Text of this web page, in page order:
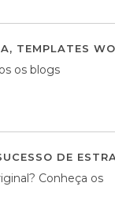
, TEMPLATES
os blogs
DE
Conheça os